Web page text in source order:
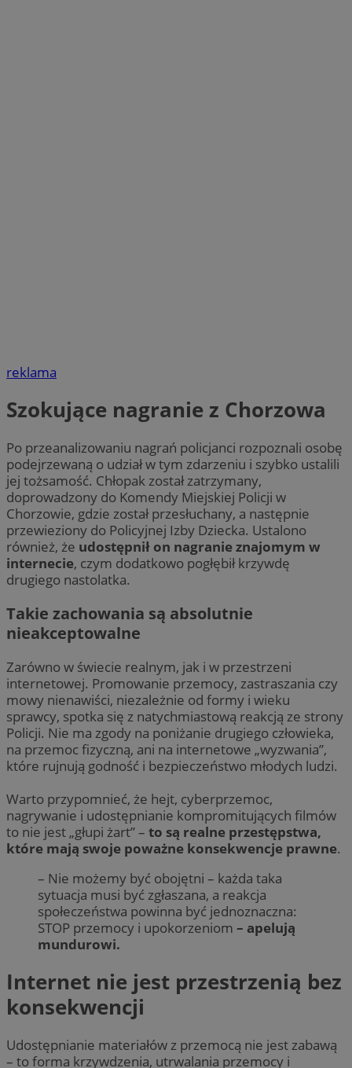
reklama
Szokujące nagranie z Chorzowa
Po przeanalizowaniu nagrań policjanci rozpoznali osobę
podejrzewaną o udział w tym zdarzeniu i szybko ustalili
jej tożsamość. Chłopak został zatrzymany,
doprowadzony do Komendy Miejskiej Policji w
Chorzowie, gdzie został przesłuchany, a następnie
przewieziony do Policyjnej Izby Dziecka. Ustalono
również, że udostępnił on nagranie znajomym w
internecie, czym dodatkowo pogłębił krzywdę
drugiego nastolatka.
Takie zachowania są absolutnie
nieakceptowalne
Zarówno w świecie realnym, jak i w przestrzeni
internetowej. Promowanie przemocy, zastraszania czy
mowy nienawiści, niezależnie od formy i wieku
sprawcy, spotka się z natychmiastową reakcją ze strony
Policji. Nie ma zgody na poniżanie drugiego człowieka,
na przemoc fizyczną, ani na internetowe „wyzwania”,
które rujnują godność i bezpieczeństwo młodych ludzi.
Warto przypomnieć, że hejt, cyberprzemoc,
nagrywanie i udostępnianie kompromitujących filmów
to nie jest „głupi żart” – to są realne przestępstwa,
które mają swoje poważne konsekwencje prawne.
– Nie możemy być obojętni – każda taka
sytuacja musi być zgłaszana, a reakcja
społeczeństwa powinna być jednoznaczna:
STOP przemocy i upokorzeniom – apelują
mundurowi.
Internet nie jest przestrzenią bez
konsekwencji
Udostępnianie materiałów z przemocą nie jest zabawą
– to forma krzywdzenia, utrwalania przemocy i